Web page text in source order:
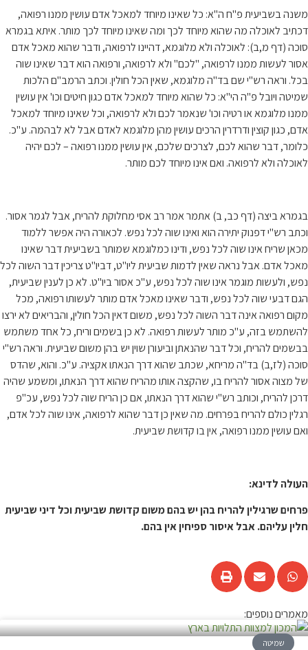
משנה בשביעית פ"ח ה"א: כל שאינו מיוחד למאכל אדם עושין ממנו רפואה,
דכתיב לאוכלה מה שהוא מיוחד לכך ומה שאינו מיוחד לכך מותר. איתא בגמרא
סוכה (דף מ,ב): לאוכלה ולא מלוגמא, דהיינו לרפואה, ודבר שהוא מאכל אדם
אסור לעשות ממנו לרפואה, "לכם" ולא לרפואה, ורפואה הוא דבר שאינו שוה
בכל. וראה רש"י שם בד"ה מלוגמא, שאין הכל חולין. וכתב הרמב"ם הלכות
שמיטה ויובל פ"ה הי"א: כל שהוא מיוחד למאכל אדם כגון חיטים וכו' אין עושין
ממנו מלוגמא או רטיה וכו' שנאמר לכם ולא לרפואה, וכל שאינו מיוחד למאכל
אדם, כגון קוצין ודרדרין הרכים עושין מהן מלוגמא לאדם אבל לא לבהמה. ע"כ.
כלומר, דבר שהוא לכם, לצרכים שלכם, אין עושין ממנו רפואה – לכם יהיה
לאוכלה ולא לרפואה. ואם אינו מיוחד לכם מותר.
בגמרא ביצה (דף כב, ב) אתמר אמר רב אסי מחלוקת להריח, אבל לגמר אסור.
וכתב רש"י דפנוק יתירה הוא ואינו שוה לכל נפש. לכאורה היה אפשר ללמוד
מכאן שריח אינו שוה לכל נפש, ודינו כמלוגמא שמותר בשביעית דבר שאינו
מאכל אדם. אבל נראה שאין לדמות שביעית ליו"ט, דביו"ט צריכין דבר השוה לכל
נפש, ולעשות מוגמר אינו שוה לכל נפש, ע"כ אסור ביו"ט. לא כן לענין שביעית,
הגם דבעי שוה לכל נפש, ודבר שאינו מאכל אדם מותר לעשותו רפואה, מכל
מקום רפואה אינה דבר השוה לכל נפש, משום דאין הכל חולין, והבריאים לא ירצו
להשתמש בזה, ע"כ מותר לעשות רפואה. לא כן בשמים וריח, כל אחד משתמש
בבשמים להריח, וכל דבר שהנאתן וביעורן שוין יש בהן משום שביעית. וראה רש"י
סוכה (לז,ב) בד"ה מריחא, שכתב שהוא דרך הנאתו אקציה. ע"כ. והוא, שהדס
של מצוה אסור להריח בו, שהקצה אותו מהריח שהוא דרך הנאתו, ומשמע שהיה
דרכן להריח, וכותב רש"י שהוא דרך הנאתו, אם כן הריח שוה לכל נפש, עכ"פ
רגלין כולם להריח בפרחים. מה שאין כן דבר שהוא לרפואה, אינו שוה לכל אדם,
ואם עושין ממנו רפואה, אין בו קדושת שביעית.
העולה לדינא:
פרחים שרגילין להריח בהן יש בהם משום קדושת שביעית וכל דיני שביעית
חלין עליהם. אבל איסור ספיחין אין בהם.
מאמרים נוספים:
שמיטה